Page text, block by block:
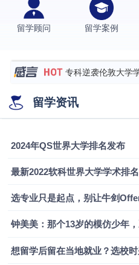
留学顾问 留学案例
西南财经大学投资
上海财经大学经济
专科逆袭伦敦大学
香港浸会大学伦理
从上海财大2+2到
留学资讯
2024年QS世界大学排名发布
最新2022软科世界大学学术排
选专业只是起点，别让牛剑
想留学后留在当地就业？选校